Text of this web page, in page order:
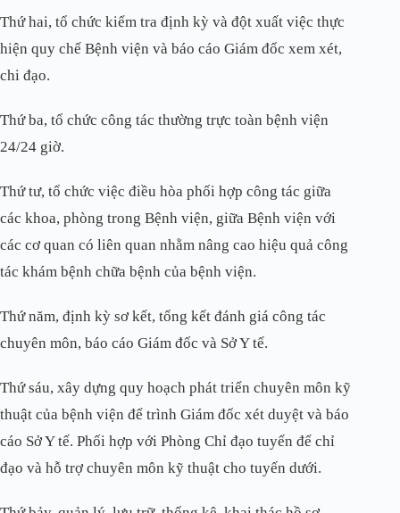
Thứ hai, tổ chức kiểm tra định kỳ và đột xuất việc thực
hiện quy chế Bệnh viện và báo cáo Giám đốc xem xét,
chi đạo.
Thứ ba, tổ chức công tác thường trực toàn bệnh viện
24/24 giờ.
Thứ tư, tổ chức việc điều hòa phối hợp công tác giữa
các khoa, phòng trong Bệnh viện, giữa Bệnh viện với
các cơ quan có liên quan nhằm nâng cao hiệu quả công
tác khám bệnh chữa bệnh của bệnh viện.
Thứ năm, định kỳ sơ kết, tổng kết đánh giá công tác
chuyên môn, báo cáo Giám đốc và Sở Y tế.
Thứ sáu, xây dựng quy hoạch phát triển chuyên môn kỹ
thuật của bệnh viện để trình Giám đốc xét duyệt và báo
cáo Sở Y tế. Phối hợp với Phòng Chỉ đạo tuyến để chỉ
đạo và hỗ trợ chuyên môn kỹ thuật cho tuyến dưới.